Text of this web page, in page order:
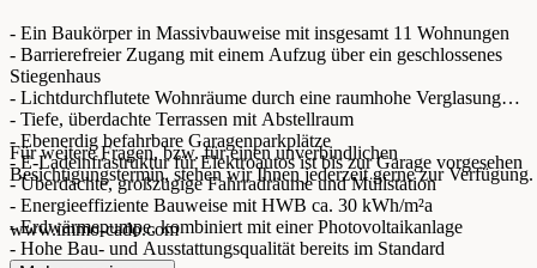
- Ein Baukörper in Massivbauweise mit insgesamt 11 Wohnungen
- Barrierefreier Zugang mit einem Aufzug über ein geschlossenes
Stiegenhaus
- Lichtdurchflutete Wohnräume durch eine raumhohe Verglasung
- Tiefe, überdachte Terrassen mit Abstellraum
- Ebenerdig befahrbare Garagenparkplätze
- E-Ladeinfrastruktur für Elektroautos ist bis zur Garage vorgesehen
- Überdachte, großzügige Fahrradräume und Müllstation
- Energieeffiziente Bauweise mit HWB ca. 30 kWh/m²a
- Erdwärmepumpe, kombiniert mit einer Photovoltaikanlage
- Hohe Bau- und Ausstattungsqualität bereits im Standard
Für weitere Fragen, bzw. für einen unverbindlichen
Besichtigungstermin, stehen wir Ihnen jederzeit gerne zur Verfügung.
www.immo-cado.com